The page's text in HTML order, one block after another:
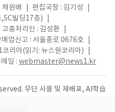
채원배 편집국장 : 김기성
빌딩17층)
고충처리인 : 김성환
업신고 : 서울종로 0676호
코리아(읽기: 뉴스원코리아)
일 : webmaster@news1.kr
무단 사용 및 재배포, AI학습